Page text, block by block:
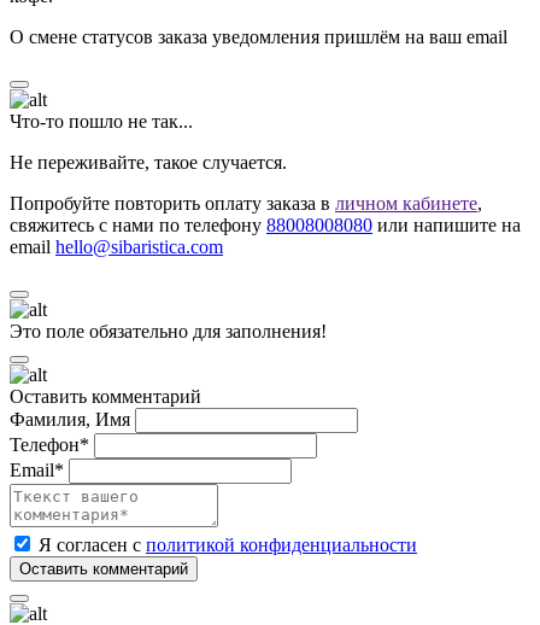
О смене статусов заказа уведомления пришлём на ваш email
Что-то пошло не так...
Не переживайте, такое случается.
Попробуйте повторить оплату заказа в личном кабинете,
свяжитесь с нами по телефону 88008008080 или напишите на
email hello@sibaristica.com
Это поле обязательно для заполнения!
Оставить комментарий
Фамилия, Имя
Телефон*
Email*
Я согласен с политикой конфиденциальности